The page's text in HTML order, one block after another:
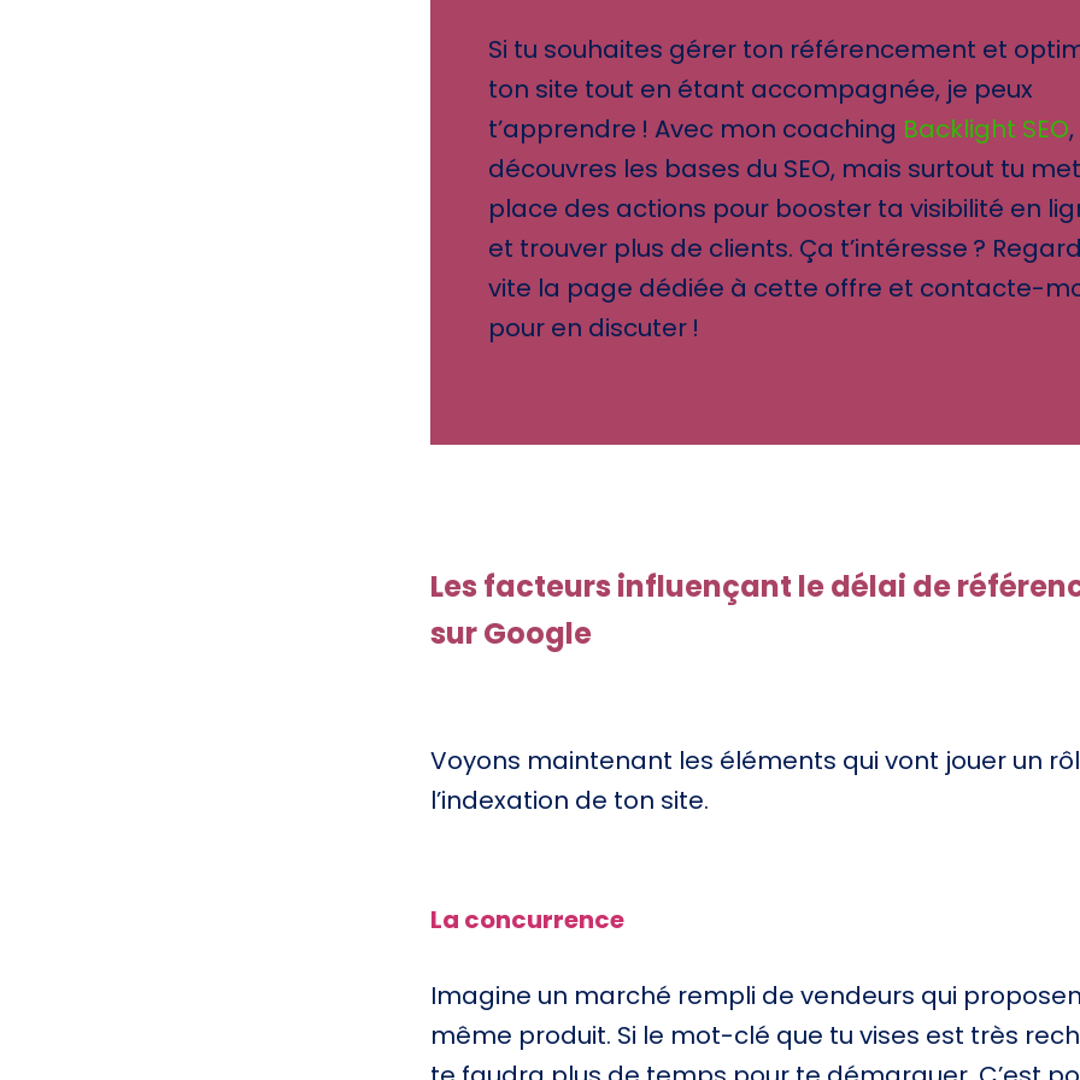
Si tu souhaites gérer ton référencement et
ton site tout en étant accompagnée, je peux
t’apprendre ! Avec mon coaching Backlight SEO
découvres les bases du SEO, mais surtout tu
place des actions pour booster ta visibilité en
et trouver plus de clients. Ça t’intéresse ?
vite la page dédiée à cette offre et contacte-
pour en discuter !
Les facteurs influençant le délai de
sur Google
Voyons maintenant les éléments qui vont jouer un
l’indexation de ton site.
La concurrence
Imagine un marché rempli de vendeurs qui
même produit. Si le mot-clé que tu vises est très